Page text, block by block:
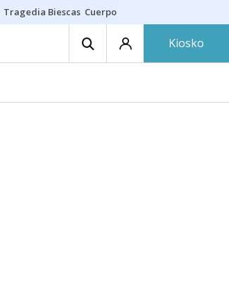
Tragedia Biescas Cuerpo ría
Kiosko